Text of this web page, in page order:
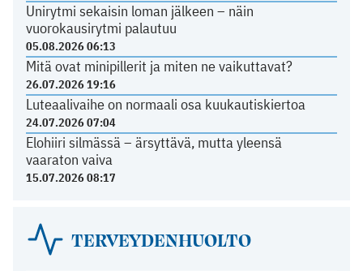
Unirytmi sekaisin loman jälkeen – näin
vuorokausirytmi palautuu
05.08.2026 06:13
Mitä ovat minipillerit ja miten ne vaikuttavat?
26.07.2026 19:16
Luteaalivaihe on normaali osa kuukautiskiertoa
24.07.2026 07:04
Elohiiri silmässä – ärsyttävä, mutta yleensä
vaaraton vaiva
15.07.2026 08:17
TERVEYDENHUOLTO